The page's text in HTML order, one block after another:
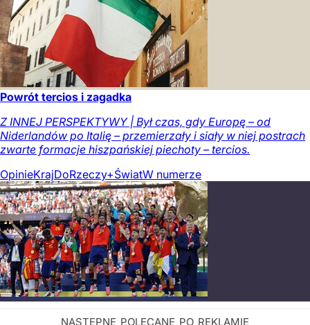
Powrót tercios i zagadka
Z INNEJ PERSPEKTYWY | Był czas, gdy Europę – od
Niderlandów po Italię – przemierzały i siały w niej postrach
zwarte formacje hiszpańskiej piechoty – tercios.
OpinieKrajDoRzeczy+ŚwiatW numerze